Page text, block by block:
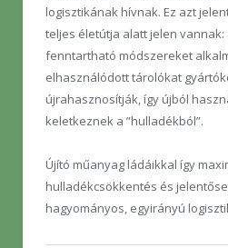
logisztikának hívnak. Ez azt
teljes életútja alatt jelen
fenntartható módszereket
elhasználódott tárolókat
újrahasznosítják, így újból
keletkeznek a ”hulladékból”.
Újító műanyag ládáikkal így
hulladékcsökkentés és
hagyományos, egyirányú